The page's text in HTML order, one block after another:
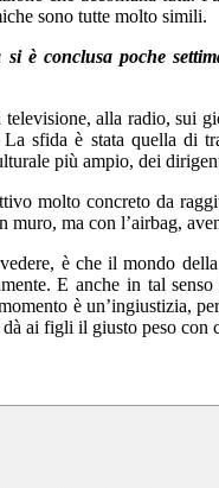
sono tutte molto simili.
si è conclusa poche
alla radio, sui
sfida è stata quella di
più ampio, dei
molto concreto da
ma con l’airbag,
è che il mondo
E anche in tal
è un’ingiustizia,
ai figli il giusto peso con